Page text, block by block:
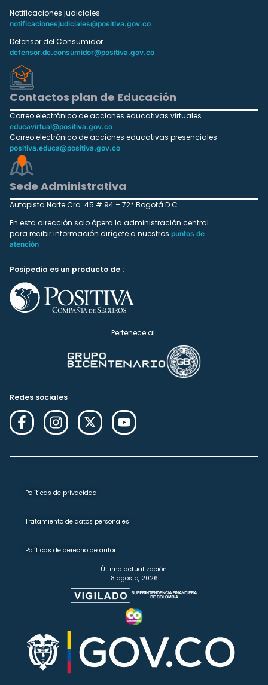
Notificaciones judiciales
notificacionesjudiciales@positiva.gov.co
Defensor del Consumidor
defensor.de.consumidor@positiva.gov.co
Contactos plan de Educación
Correo electrónico de acciones educativas virtuales
educavirtual@positiva.gov.co
Correo electrónico de acciones educativas presenciales
positiva.educa@positiva.gov.co
Sede Administrativa
Autopista Norte Cra. 45 # 94 – 72* Bogotá D.C
En esta dirección solo ópera la administración central
para recibir información dirígete a nuestros puntos de
atención
Posipedia es un producto de :
Pertenece al:
Redes sociales
Políticas de privacidad
Tratamiento de datos personales
Políticas de derecho de autor
Última actualización:
8 agosto, 2026